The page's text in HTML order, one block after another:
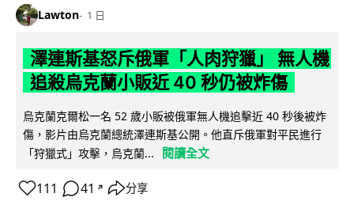
Lawton 1 日
澤連斯基怒斥俄軍「人肉狩獵」 無人機
追殺烏克蘭小販近 40 秒仍被炸傷
烏克蘭克爾松一名 52 歲小販被俄軍無人機追擊近 40 秒後被炸
傷，影片由烏克蘭總統澤連斯基公開。他直斥俄軍對平民進行
「狩獵式」攻擊，烏克蘭...
閱讀全文
111 41 ↗ 分享